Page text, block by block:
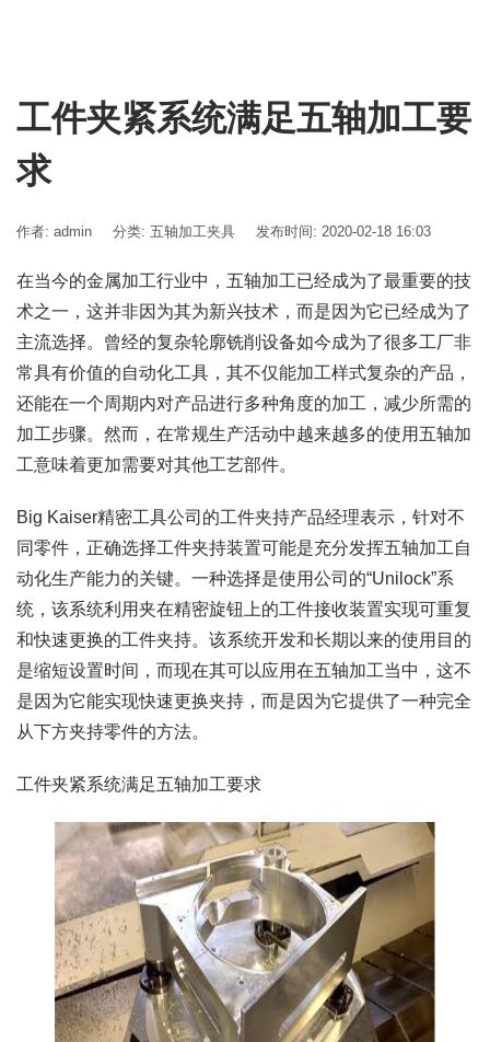
工件夹紧系统满足五轴加工要
求
作者: admin 分类: 五轴加工夹具 发布时间: 2020-02-18 16:03
在当今的金属加工行业中，五轴加工已经成为了最重要的技
术之一，这并非因为其为新兴技术，而是因为它已经成为了
主流选择。曾经的复杂轮廓铣削设备如今成为了很多工厂非
常具有价值的自动化工具，其不仅能加工样式复杂的产品，
还能在一个周期内对产品进行多种角度的加工，减少所需的
加工步骤。然而，在常规生产活动中越来越多的使用五轴加
工意味着更加需要对其他工艺部件。
Big Kaiser精密工具公司的工件夹持产品经理表示，针对不
同零件，正确选择工件夹持装置可能是充分发挥五轴加工自
动化生产能力的关键。一种选择是使用公司的“Unilock”系
统，该系统利用夹在精密旋钮上的工件接收装置实现可重复
和快速更换的工件夹持。该系统开发和长期以来的使用目的
是缩短设置时间，而现在其可以应用在五轴加工当中，这不
是因为它能实现快速更换夹持，而是因为它提供了一种完全
从下方夹持零件的方法。
工件夹紧系统满足五轴加工要求